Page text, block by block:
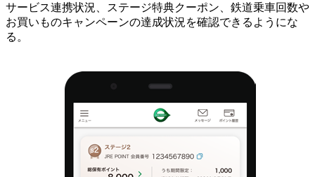
サービス連携状況、ステージ特典クーポン、鉄道乗車回数や
お買いものキャンペーンの達成状況を確認できるようにな
る。